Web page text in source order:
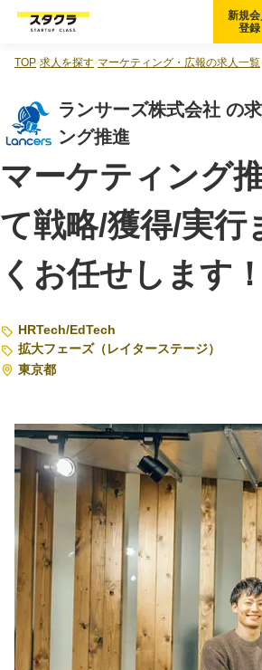
企業を探す
適性診断 無料・5分
スタクラが選ばれる理由
スタートアップ厳選の仕組み
登録者の転職・副業実績
注目スタートアップ
イベント・セミナー
特集記事
CEOインタビュー
転職
大学発スタートアップ
導入事例
新規会
登録
TOP 求人を探す マーケティング・広報の求人一覧
ランサーズ株式会社 の
ング推進
マーケティング
て戦略/獲得/実行
くお任せします！
HRTech/EdTech
拡大フェーズ（レイターステージ）
東京都